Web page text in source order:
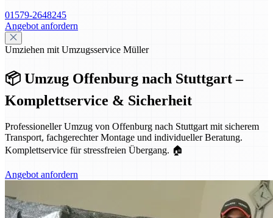
01579-2648245
Angebot anfordern
Umziehen mit Umzugsservice Müller
📦 Umzug Offenburg nach Stuttgart –
Komplettservice & Sicherheit
Professioneller Umzug von Offenburg nach Stuttgart mit sicherem
Transport, fachgerechter Montage und individueller Beratung.
Komplettservice für stressfreien Übergang. 🏠
Angebot anfordern